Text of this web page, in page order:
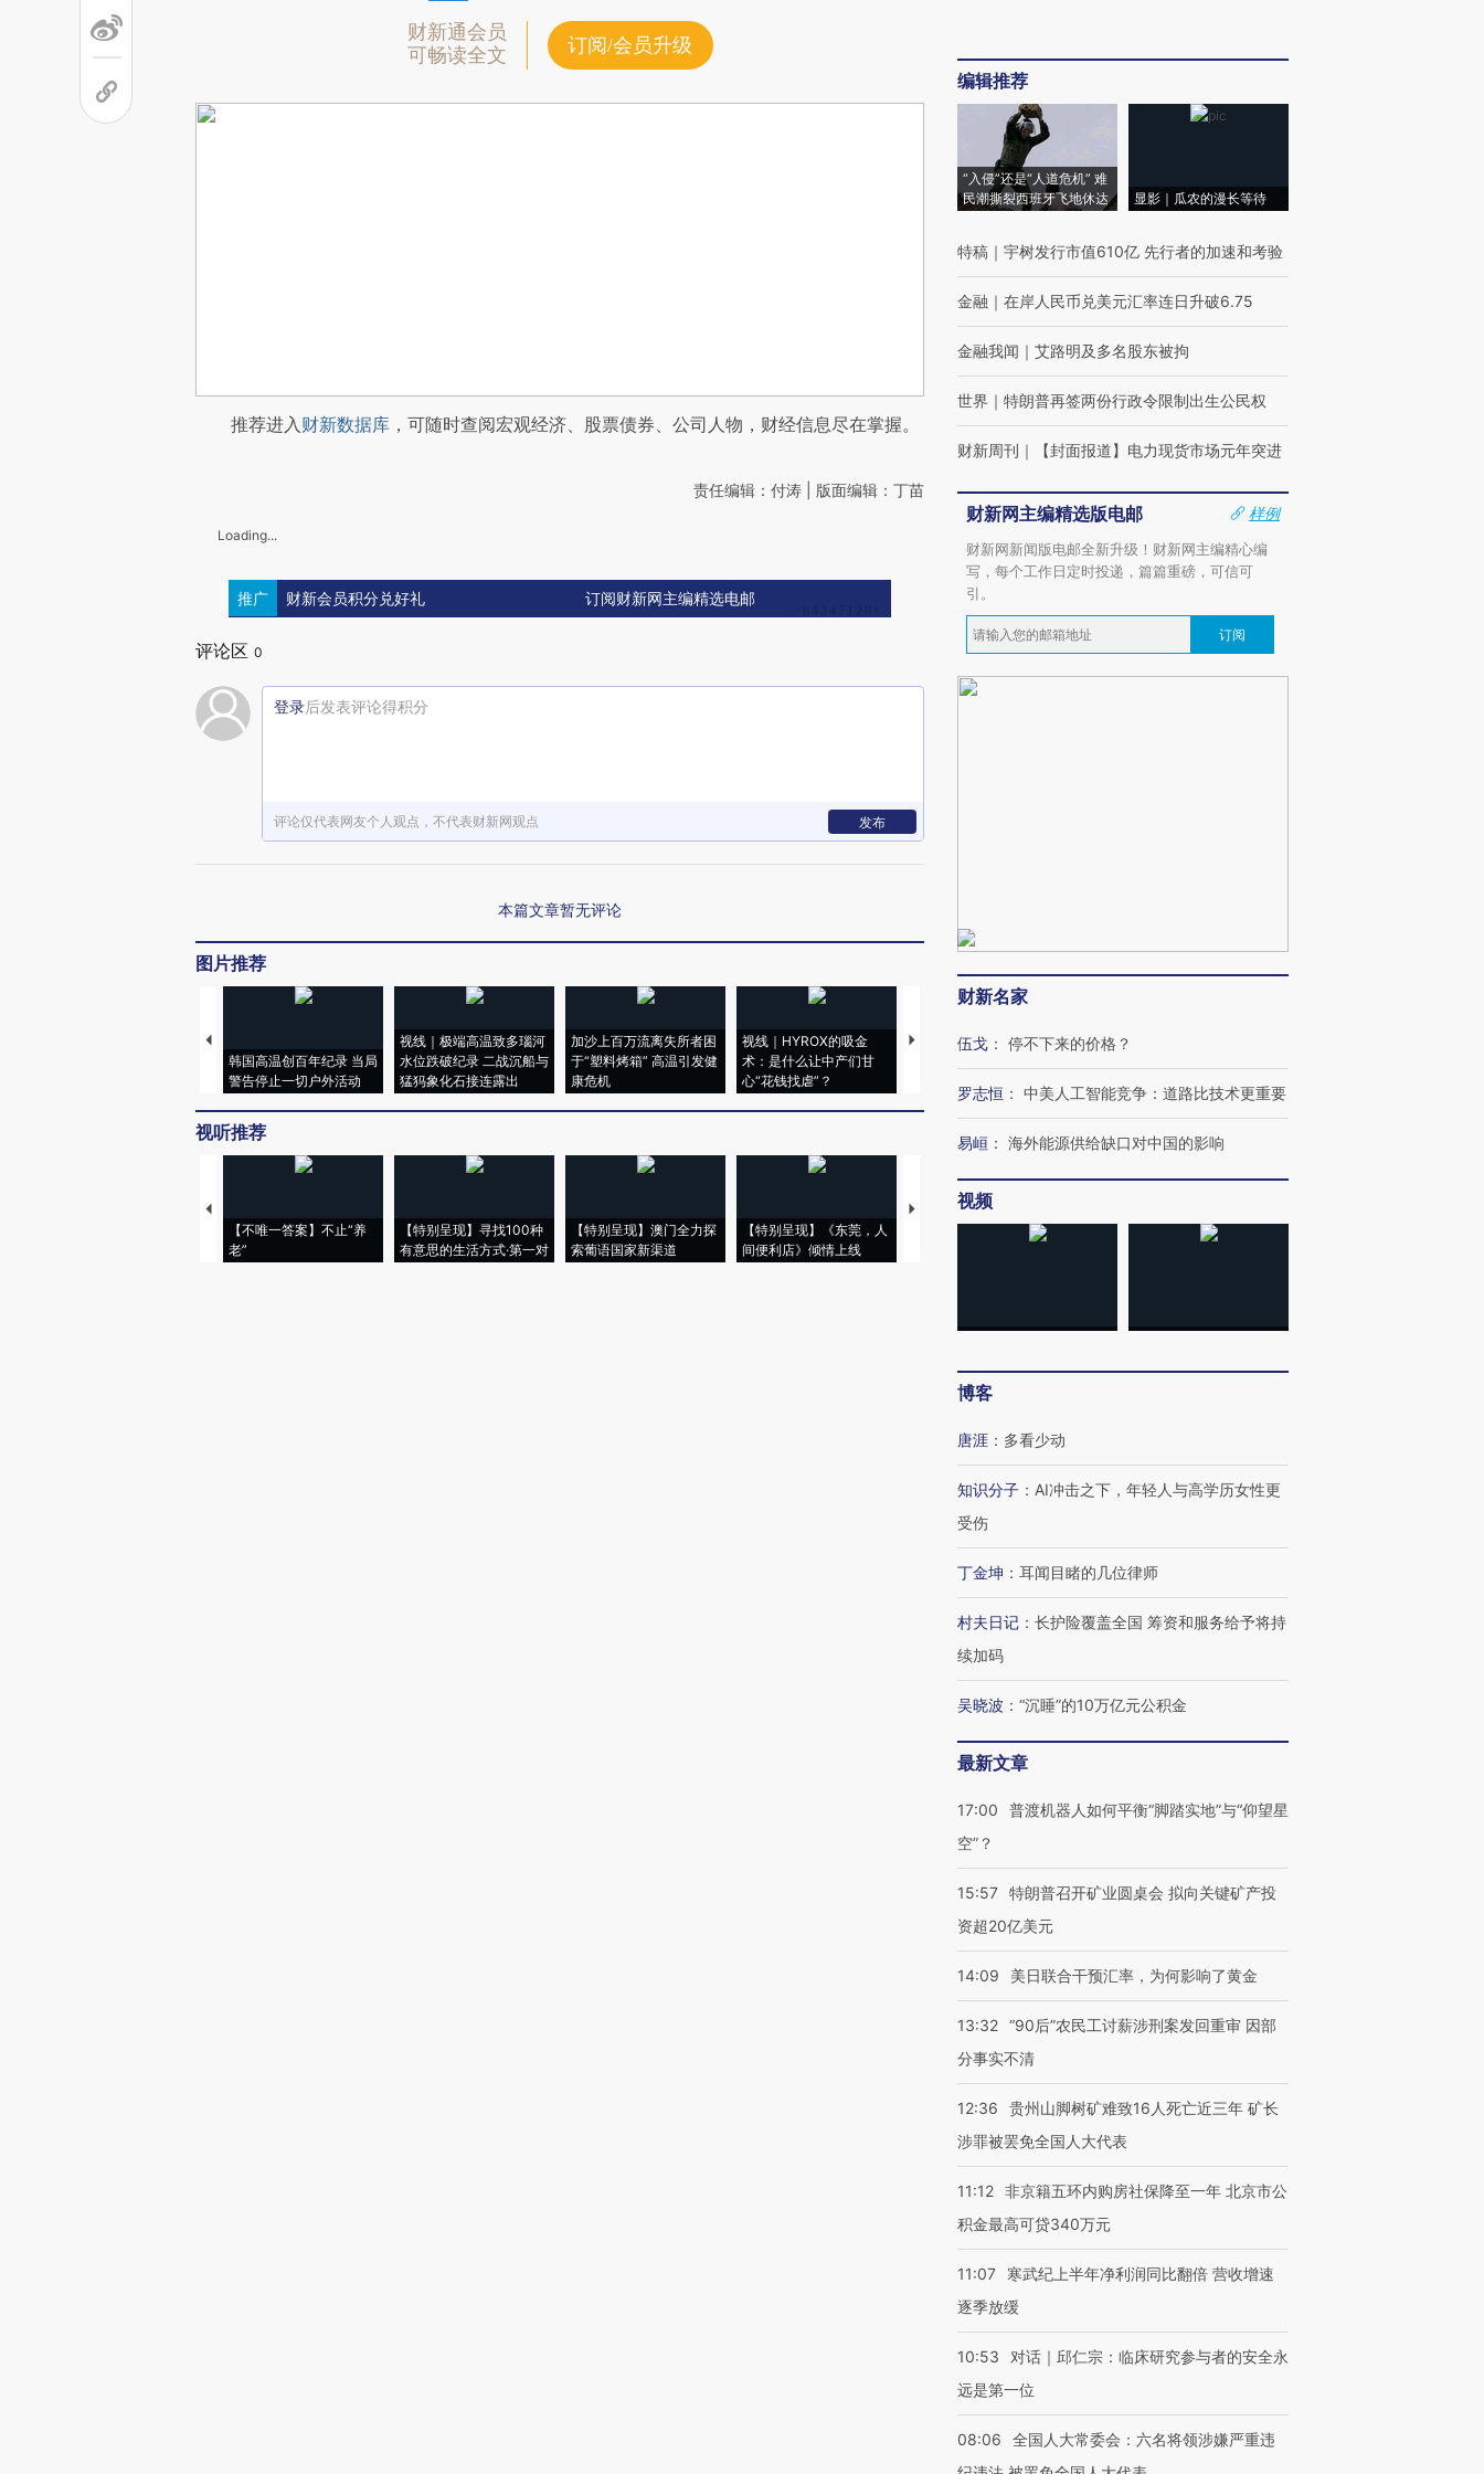
财新通会员
可畅读全文
订阅/会员升级
推荐进入财新数据库 ，可随时查阅宏观经济、股票债券、公司人物，财经信息尽在掌握。
责任编辑：付涛 | 版面编辑：丁苗
Loading...
推广 财新会员积分兑好礼 订阅财新网主编精选电邮
评论区 0
登录后发表评论得积分
评论仅代表网友个人观点，不代表财新网观点 发布
本篇文章暂无评论
图片推荐
韩国高温创百年纪录 当局
警告停止一切户外活动
视线｜极端高温致多瑙河
水位跌破纪录 二战沉船与
猛犸象化石接连露出
加沙上百万流离失所者困
于“塑料烤箱” 高温引发健
康危机
视线｜HYROX的吸金
术：是什么让中产们甘
心“花钱找虐”？
马航飞行员跨国走私7万
视线｜被称为“蟑螂”的印
视听推荐
【不唯一答案】不止“养
老”
【特别呈现】寻找100种
有意思的生活方式·第一对
【特别呈现】澳门全力探
索葡语国家新渠道
【特别呈现】《东莞，人
间便利店》倾情上线
【推广】走进第四届链博
会，让数智科技“链”接产
【特别呈现】寻找100种
编辑推荐
“入侵”还是“人道危机” 难
民潮撕裂西班牙飞地休达
显影｜瓜农的漫长等待
特稿 ｜ 宇树发行市值610亿 先行者的加速和考验
金融 ｜ 在岸人民币兑美元汇率连日升破6.75
金融我闻 ｜ 艾路明及多名股东被拘
世界 ｜ 特朗普再签两份行政令限制出生公民权
财新周刊 ｜ 【封面报道】电力现货市场元年突进
财新网主编精选版电邮
样例
财新网新闻版电邮全新升级！财新网主编精心编
写，每个工作日定时投递，篇篇重磅，可信可
引。
订阅
财新名家
伍戈 ： 停不下来的价格？
罗志恒 ： 中美人工智能竞争：道路比技术更重要
易峘 ： 海外能源供给缺口对中国的影响
视频
博客
唐涯 ： 多看少动
知识分子 ： AI冲击之下，年轻人与高学历女性更
受伤
丁金坤 ： 耳闻目睹的几位律师
村夫日记 ： 长护险覆盖全国 筹资和服务给予将持
续加码
吴晓波 ： “沉睡”的10万亿元公积金
最新文章
17:00
普渡机器人如何平衡“脚踏实地”与“仰望星
空”？
15:57 特朗普召开矿业圆桌会 拟向关键矿产投
资超20亿美元
14:09 美日联合干预汇率，为何影响了黄金
13:32 “90后”农民工讨薪涉刑案发回重审 因部
分事实不清
12:36
贵州山脚树矿难致16人死亡近三年 矿长
涉罪被罢免全国人大代表
11:12 非京籍五环内购房社保降至一年 北京市公
积金最高可贷340万元
11:07
寒武纪上半年净利润同比翻倍 营收增速
逐季放缓
10:53
对话｜邱仁宗：临床研究参与者的安全永
远是第一位
08:06
全国人大常委会：六名将领涉嫌严重违